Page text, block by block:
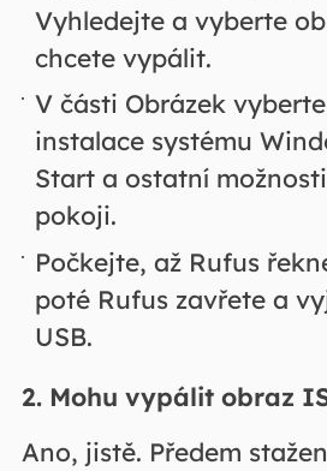
Vyhledejte a vyberte
chcete vypálit.
V části Obrázek
instalace systému
Start a ostatní
pokoji.
Počkejte, až Rufus
poté Rufus zavřete a
USB.
2. Mohu vypálit obraz
Ano, jistě. Předem